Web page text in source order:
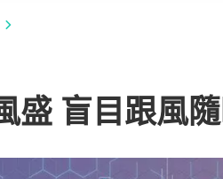
盛 盲目跟風